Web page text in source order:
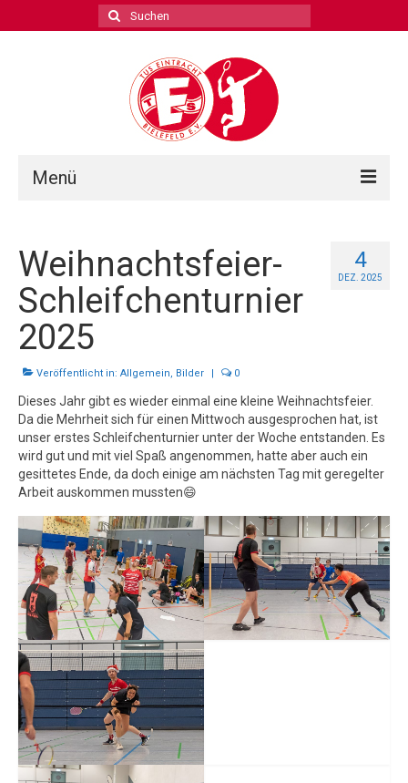
Suchen
nach:
Menü
Abteilungsleitung
Kontakt
4
DEZ. 2025
Weihnachtsfeier-
Schleifchenturnier
2025
Veröffentlicht in: Allgemein, Bilder | 0
Dieses Jahr gibt es wieder einmal eine kleine Weihnachtsfeier.
Da die Mehrheit sich für einen Mittwoch ausgesprochen hat, ist
unser erstes Schleifchenturnier unter der Woche entstanden. Es
wird gut und mit viel Spaß angenommen, hatte aber auch ein
gesittetes Ende, da doch einige am nächsten Tag mit geregelter
Arbeit auskommen mussten😄